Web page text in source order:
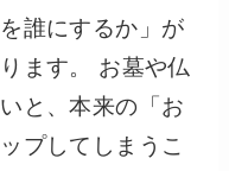
誰にするか」が
ます。 お墓や仏
と、本来の「お
プしてしまうこ